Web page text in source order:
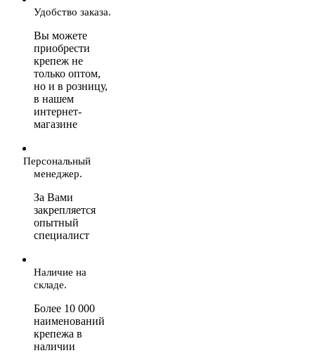
Удобство заказа.
Вы можете
приобрести
крепеж не
только оптом,
но и в розницу,
в нашем
интернет-
магазине
Персональный
менеджер.
За Вами
закрепляется
опытный
специалист
Наличие на
складе.
Более 10 000
наименований
крепежа в
наличии